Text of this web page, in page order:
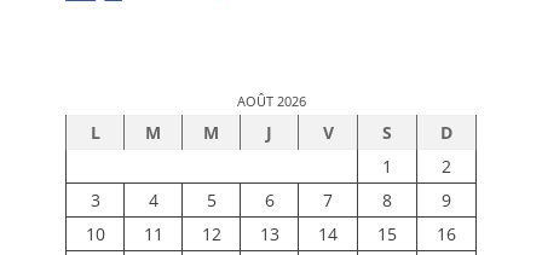
AOÛT 2026
L M M J V S
D
1
2
3
4 5 6 7 8
9
10
11 12 13 14 15
16